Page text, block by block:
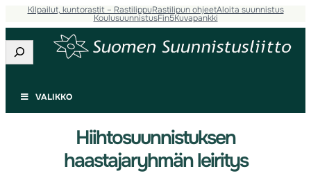
Kilpailut, kuntorastit – RastilippuRastilipun ohjeetAloita suunnistus
KoulusuunnistusFin5Kuvapankki
Etsi
VALIKKO
Hiihtosuunnistuksen
haastajaryhmän leiritys